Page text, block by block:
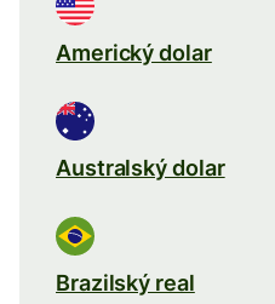
Americký dolar
Australský dolar
Brazilský real